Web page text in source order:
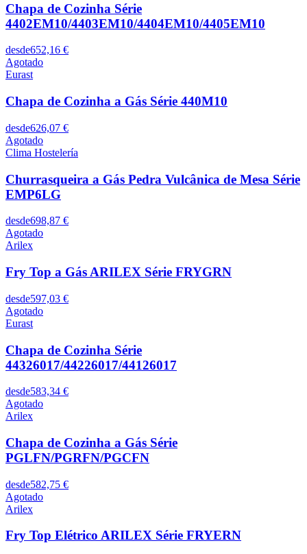
Chapa de Cozinha Série
4402EM10/4403EM10/4404EM10/4405EM10
desde652,16 €
Agotado
Eurast
Chapa de Cozinha a Gás Série 440M10
desde626,07 €
Agotado
Clima Hostelería
Churrasqueira a Gás Pedra Vulcânica de Mesa Série
EMP6LG
desde698,87 €
Agotado
Arilex
Fry Top a Gás ARILEX Série FRYGRN
desde597,03 €
Agotado
Eurast
Chapa de Cozinha Série
44326017/44226017/44126017
desde583,34 €
Agotado
Arilex
Chapa de Cozinha a Gás Série
PGLFN/PGRFN/PGCFN
desde582,75 €
Agotado
Arilex
Fry Top Elétrico ARILEX Série FRYERN